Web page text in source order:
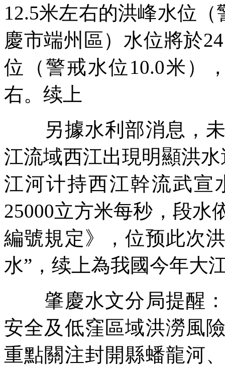
12.5米左右的洪峰水位
慶市端州區）水位將於
位（警戒水位10.0米）
右。续上
另據水利部消息，未
江流域西江出現明顯洪
江河计持西江幹流武宣
25000立方米每秒，段水
編號規定》，位预此次
水”，续上為我國今年大
肇慶水文分局提醒：
安全及低窪區域洪澇風
重點關注封開縣蟠龍河